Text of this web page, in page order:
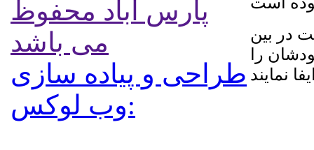
در بین
را
پارس آباد محفوظ
می باشد
طراحی و پیاده سازی
:وب لوکس